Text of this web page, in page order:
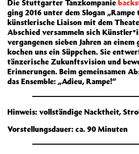
Die Stuttgarter Tanzkompanie
ging 2016 unter dem Slogan
künstlerische Liaison mit dem
Abschied versammeln sich
vergangenen sieben Jahren an
kochen uns ein Süppchen. Sie
tänzerische Zukunftsvision und
Erinnerungen. Beim gemeinsamen
das Ensemble: „Adieu, Rampe!“
Hinweis: vollständige Nacktheit,
Vorstellungsdauer: ca. 90 Minuten